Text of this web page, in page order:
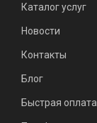
Каталог услуг
Новости
Контакты
Блог
Быстрая оплата